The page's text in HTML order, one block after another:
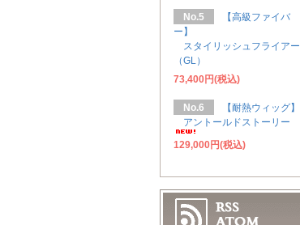
No.5
【高級ファイバ
ー】
スタイリッシュフライアー
（GL）
73,400円(税込)
No.6
【耐熱ウィッグ】
アントールドストーリー
129,000円(税込)